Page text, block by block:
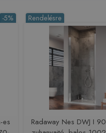
-5%
es
Rendelésre
Radaway Nes DWJ I